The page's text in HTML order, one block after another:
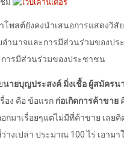
ม
โพสต์ยังคงนำเสนอการแสดงวิสั
อำนาจและการมีส่วนร่วมของป
การมีส่วนร่วมของประชาชน
นายบุญประสงค์ มิ่งเชื้อ ผู้สมัครน
รื่อง คือ ข้อแรก ก่อเกิดการค้าขาย
กมาเรื่อยๆแต่ไม่มีที่ค้าขาย เลย
างเปล่า ประมาณ 100ไร่ เอาม